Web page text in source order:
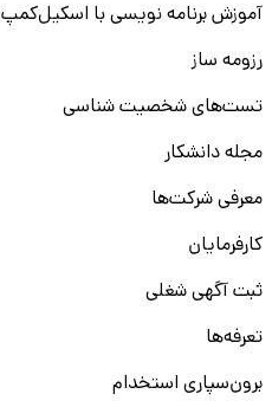
آموزش برنامه نویسی با اسکیل‌کمپ
رزومه ساز
تست‌های شخصیت شناسی
مجله دانشکار
معرفی شرکت‌ها
کارفرمایان
ثبت آگهی شغلی
تعرفه‌ها
برون‌سپاری استخدام